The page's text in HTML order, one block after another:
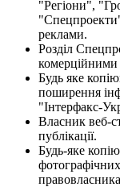
"Регіони",
реклами.
Розділ
Будь яке
поширення
"Інтерфакс-
Власник веб-
публікації.
Будь-яке
фотографічних